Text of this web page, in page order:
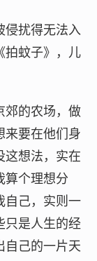
侵扰得无法入
拍蚊子》，儿
郊的农场，做
来要在他们身
这想法，实在
算个理想分
自己，实则一
只是人生的经
自己的一片天